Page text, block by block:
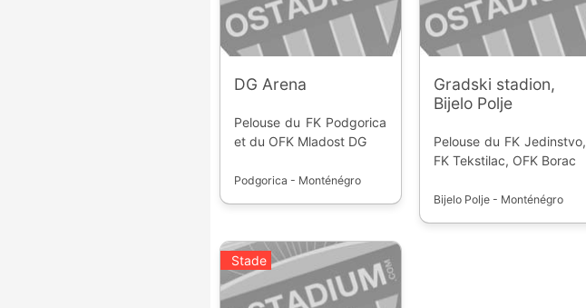
DG Arena
Pelouse du FK Podgorica
et du OFK Mladost DG
Podgorica - Monténégro
Gradski stadion,
Bijelo Polje
Pelouse du FK Jedinstvo,
FK Tekstilac, OFK Borac
Bijelo Polje - Monténégro
Stade